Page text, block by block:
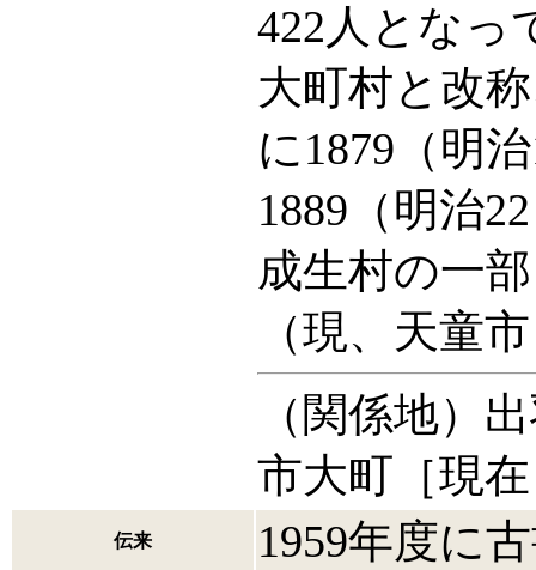
422人となっ
大町村と改
に1879（明
1889（明治
成生村の一
（現、天童
（関係地）
市大町［現
伝来 1959年度に